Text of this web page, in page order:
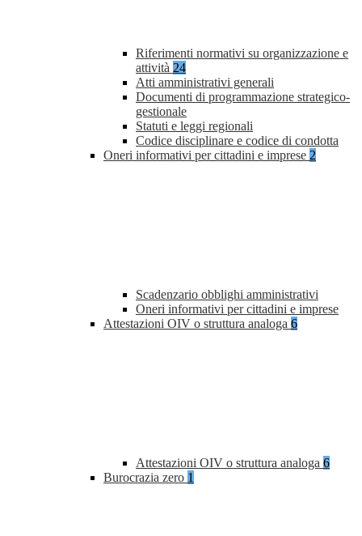
Riferimenti normativi su organizzazione e
attività 24
Atti amministrativi generali
Documenti di programmazione strategico-
gestionale
Statuti e leggi regionali
Codice disciplinare e codice di condotta
Oneri informativi per cittadini e imprese 2
Scadenzario obblighi amministrativi
Oneri informativi per cittadini e imprese
Attestazioni OIV o struttura analoga 6
Attestazioni OIV o struttura analoga 6
Burocrazia zero 1